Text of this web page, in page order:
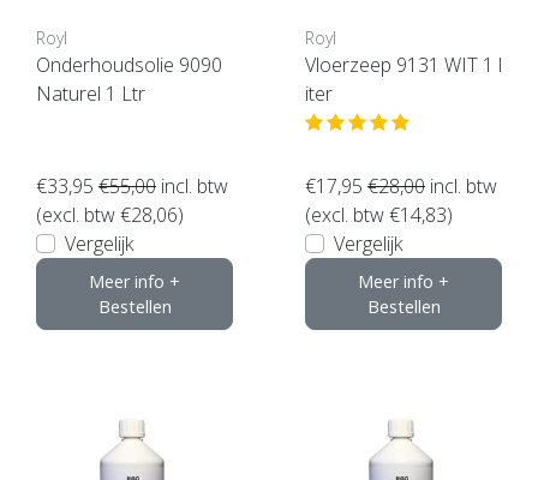
Royl
Onderhoudsolie 9090
Naturel 1 Ltr
€33,95 €55,00 incl. btw
(excl. btw €28,06)
Vergelijk
Meer info +
Bestellen
Royl
Vloerzeep 9131 WIT 1 l
iter
€17,95 €28,00 incl. btw
(excl. btw €14,83)
Vergelijk
Meer info +
Bestellen